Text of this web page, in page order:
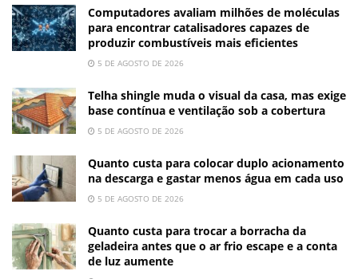
Computadores avaliam milhões de moléculas
para encontrar catalisadores capazes de
produzir combustíveis mais eficientes
5 DE AGOSTO DE 2026
Telha shingle muda o visual da casa, mas exige
base contínua e ventilação sob a cobertura
5 DE AGOSTO DE 2026
Quanto custa para colocar duplo acionamento
na descarga e gastar menos água em cada uso
5 DE AGOSTO DE 2026
Quanto custa para trocar a borracha da
geladeira antes que o ar frio escape e a conta
de luz aumente